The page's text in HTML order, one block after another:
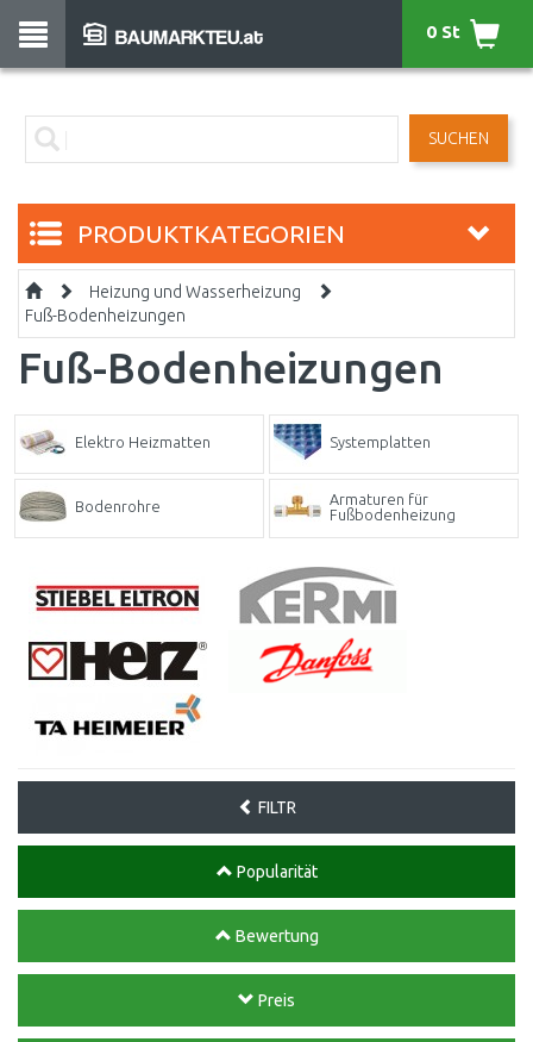
SUCHEN
0 St
PRODUKTKATEGORIEN
Heizung und Wasserheizung
Fuß-Bodenheizungen
Fuß-Bodenheizungen
Elektro Heizmatten Systemplatten
Bodenrohre
Armaturen für
Fußbodenheizung
FILTR
Popularität
Bewertung
Preis